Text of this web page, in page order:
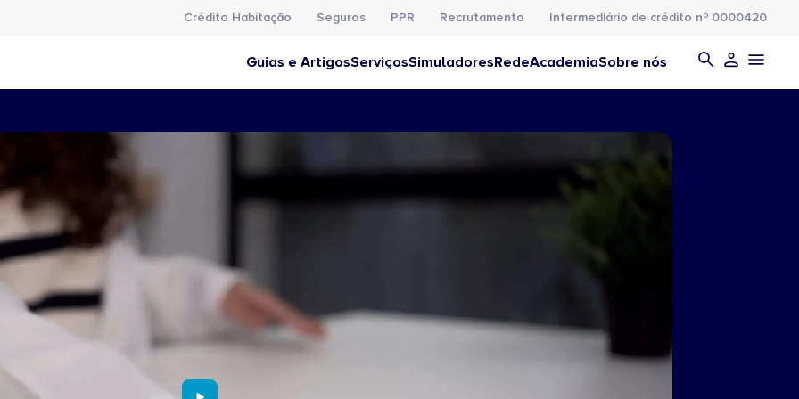
Crédito Habitação Seguros PPR Recrutamento Intermediário de crédito nº 0000420
Guias e ArtigosServiçosSimuladoresRedeAcademiaSobre nós